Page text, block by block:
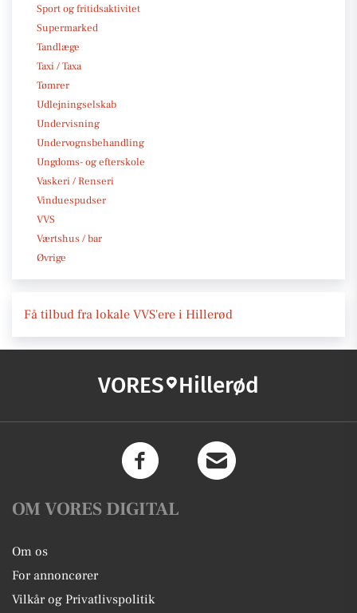
Sport og fritidsaktivitet
Supermarked
Tandlæge
Taxi / Taxa
Tømrer
Udlejningselskab
Undervisning
Undervognsbehandling
Ungdoms- og efterskole
Vaskeri / Renseri
Vinduespudser
VVS
Værtshus / bar
Øvrige
Få tilbud fra lokale VVS'ere i Hillerød
VORES Hillerød
OM VORES DIGITAL
Om os
For annoncører
Vilkår og Privatlivspolitik